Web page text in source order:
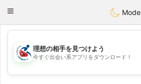
Handi Space
Toggle
Mode
💖
理想の相手を見つけよう
今すぐ出会い系アプリをダウンロード！